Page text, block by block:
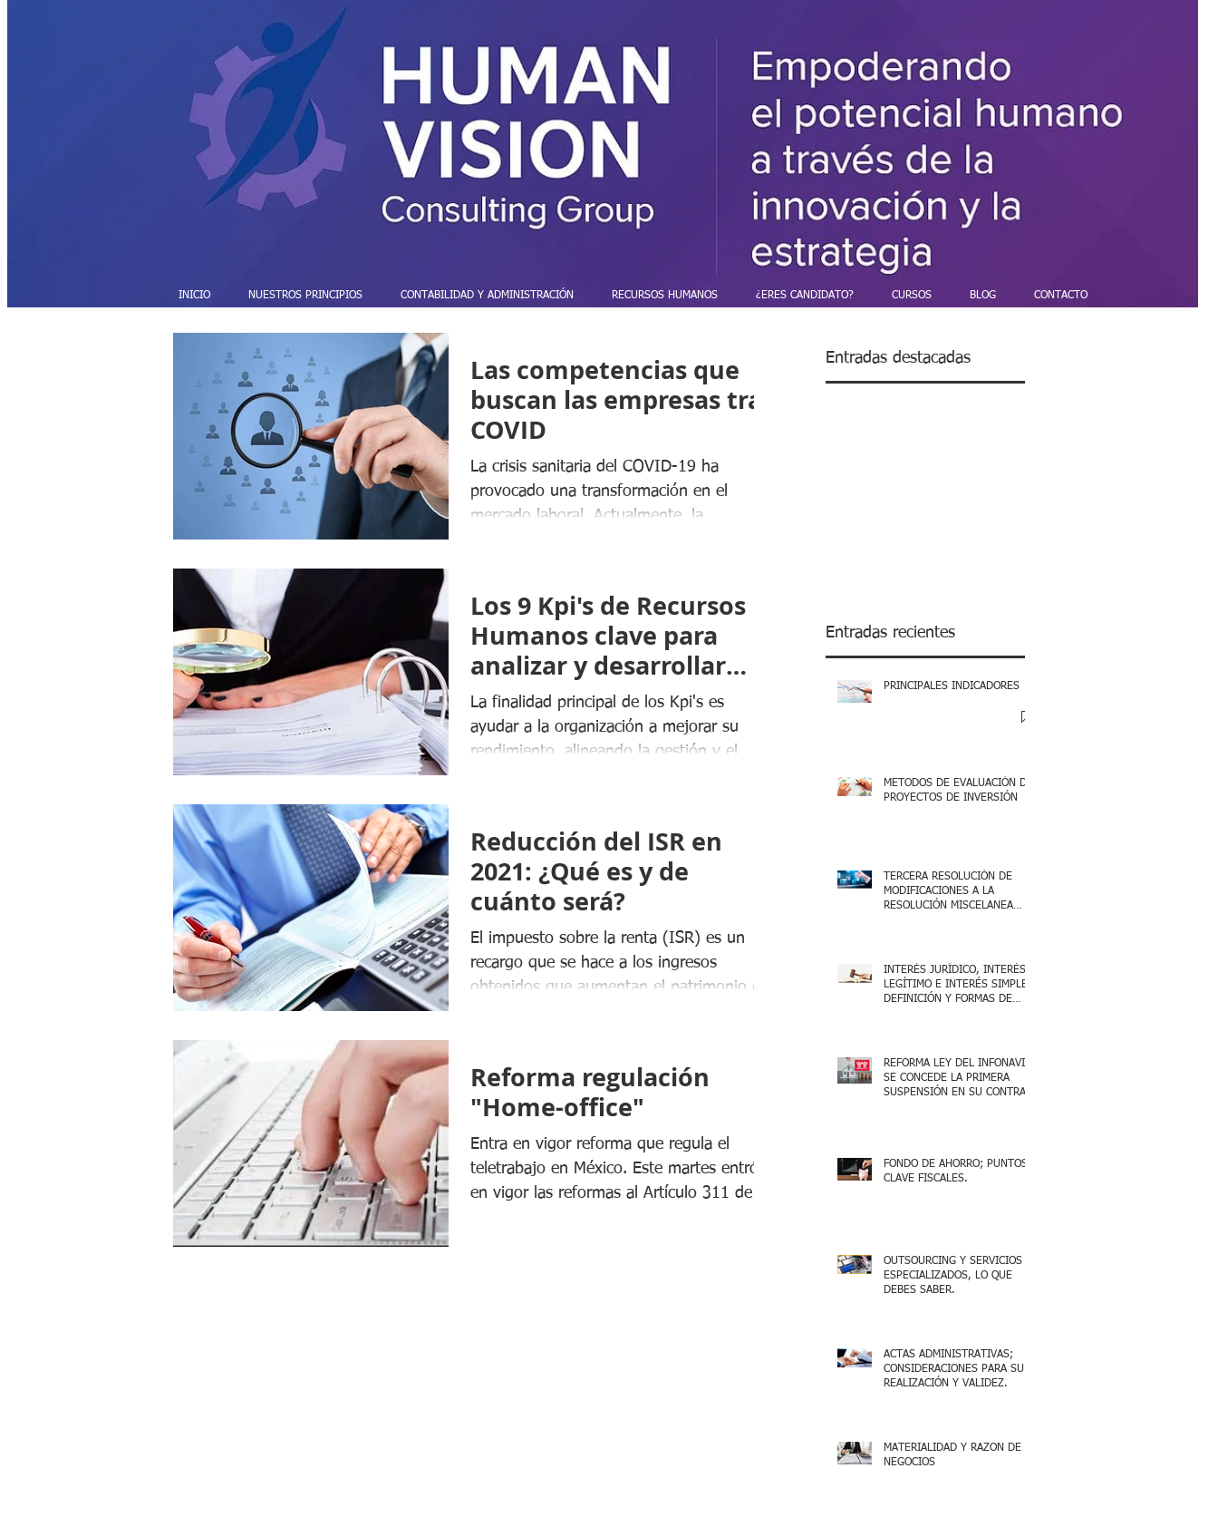
INICIO NUESTROS PRINCIPIOS CONTABILIDAD Y ADMINISTRACIÓN RECURSOS HUMANOS ¿ERES CANDIDATO? CURSOS BLOG CONTACTO
Las competencias que
buscan las empresas tras
COVID
La crisis sanitaria del COVID-19 ha
provocado una transformación en el
mercado laboral. Actualmente, la
Los 9 Kpi's de Recursos
Humanos clave para
analizar y desarrollar
estrategias objetivas
La finalidad principal de los Kpi's es
ayudar a la organización a mejorar su
rendimiento, alineando la gestión y el
Reducción del ISR en
2021: ¿Qué es y de
cuánto será?
El impuesto sobre la renta (ISR) es un
recargo que se hace a los ingresos
obtenidos que aumentan el patrimonio de
Reforma regulación
"Home-office"
Entra en vigor reforma que regula el
teletrabajo en México. Este martes entró
en vigor las reformas al Artículo 311 de la
Entradas destacadas
Entradas recientes
PRINCIPALES INDICADORES
METODOS DE EVALUACIÓN DE
PROYECTOS DE INVERSIÓN
TERCERA RESOLUCIÓN DE
MODIFICACIONES A LA
RESOLUCIÓN MISCELANEA
INTERÉS JURÍDICO, INTERÉS
LEGÍTIMO E INTERÉS SIMPLE,
DEFINICIÓN Y FORMAS DE
REFORMA LEY DEL INFONAVIT:
SE CONCEDE LA PRIMERA
SUSPENSIÓN EN SU CONTRA
FONDO DE AHORRO; PUNTOS
CLAVE FISCALES.
OUTSOURCING Y SERVICIOS
ESPECIALIZADOS, LO QUE
DEBES SABER.
ACTAS ADMINISTRATIVAS;
CONSIDERACIONES PARA SU
REALIZACIÓN Y VALIDEZ.
MATERIALIDAD Y RAZON DE
NEGOCIOS